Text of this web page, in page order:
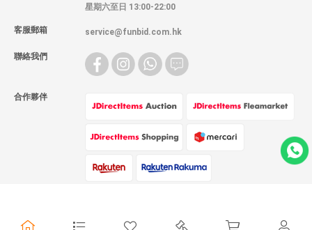
星期六至日 13:00-22:00
客服郵箱 service@funbid.com.hk
聯絡我們
合作夥伴